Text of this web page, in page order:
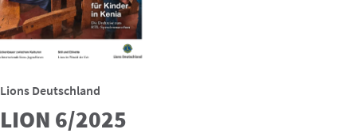
Lions Deutschland
LION 6/2025